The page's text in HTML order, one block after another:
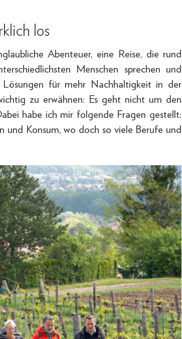
los
Abenteuer, eine Reise, die rund
Menschen sprechen und
Lösungen für mehr Nachhaltigkeit in der
zu erwähnen: Es geht nicht um den
habe ich mir folgende Fragen gestellt:
und Konsum, wo doch so viele Berufe und